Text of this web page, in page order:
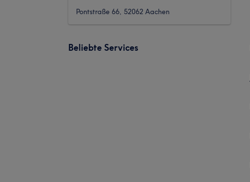
Pontstraße 66, 52062 Aachen
Beliebte Services